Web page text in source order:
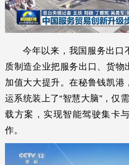
今年以来，我国服务出口
质制造企业把服务出口、货物
加值大大提升。在秘鲁钱凯港
运系统装上了“智慧大脑”，仅
载方案，实现智能驾驶集卡
作。